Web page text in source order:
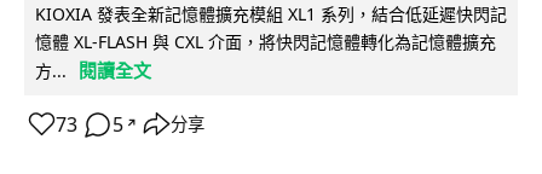
KIOXIA 發表全新記憶體擴充模組 XL1 系列，結合低延遲快閃記
憶體 XL-FLASH 與 CXL 介面，將快閃記憶體轉化為記憶體擴充
方...
閱讀全文
73 5 ↗ 分享